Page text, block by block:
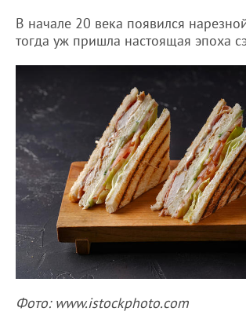
В начале 20 века появился
тогда уж пришла настоящая эпоха
Фото: www.istockphoto.com